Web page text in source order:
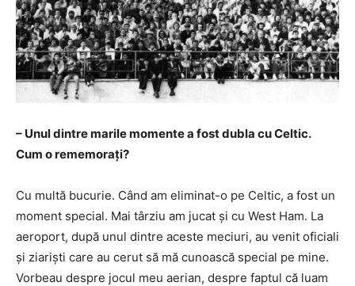
– Unul dintre marile momente a fost dubla cu Celtic.
Cum o rememorați?
Cu multă bucurie. Când am eliminat-o pe Celtic, a fost un
moment special. Mai târziu am jucat și cu West Ham. La
aeroport, după unul dintre aceste meciuri, au venit oficiali
și ziariști care au cerut să mă cunoască special pe mine.
Vorbeau despre jocul meu aerian, despre faptul că luam